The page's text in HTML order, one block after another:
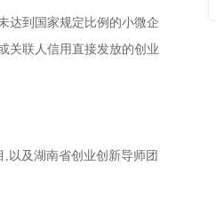
到国家规定比例的小微企
关联人信用直接发放的创业
及湖南省创业创新导师团